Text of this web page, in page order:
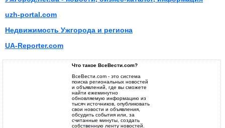
uzh-portal.com
Недвижимость Ужгорода и региона
UA-Reporter.com
Что такое ВсеВести.com?
ВсеВести.com - это система
поиска региональных новостей
и объявлений, где вы сможете
найти ежеминутно
обновляемую информацию из
тысяч источников, опубликовать
свои новости и объявления,
обсудить события или, за
считанные минуты, создать
собственную ленту новостей.